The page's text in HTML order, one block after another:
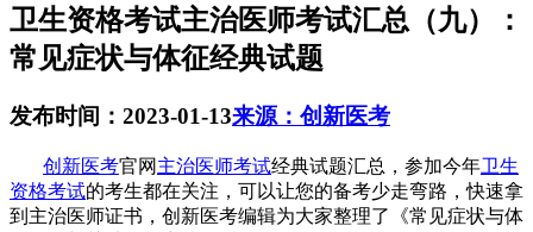
卫生资格考试主治医师考试汇总（九）：
常见症状与体征经典试题
发布时间：2023-01-13来源：创新医考
创新医考官网 主治医师考试经典试题汇总，参加今年卫生
资格考试的考生都在关注，可以让您的备考少走弯路，快速拿
到主治医师证书，创新医考编辑为大家整理了《常见症状与体